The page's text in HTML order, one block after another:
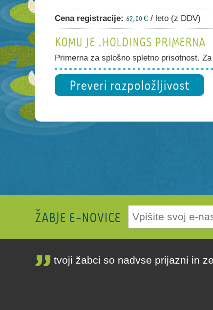
Cena registracije: 62,00 € / leto (z DDV)
KOMU JE .HOLDINGS PRIMERNA
Primerna za splošno spletno prisotnost.
Preveri razpoložljivost
ŽABJE E-NOVICE
tvoji žabci so nadvse prijazni in